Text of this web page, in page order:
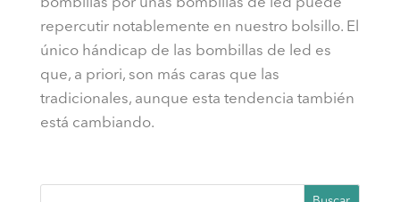
repercutir notablemente en nuestro bolsillo. El
único hándicap de las bombillas de led es
que, a priori, son más caras que las
tradicionales, aunque esta tendencia también
está cambiando.